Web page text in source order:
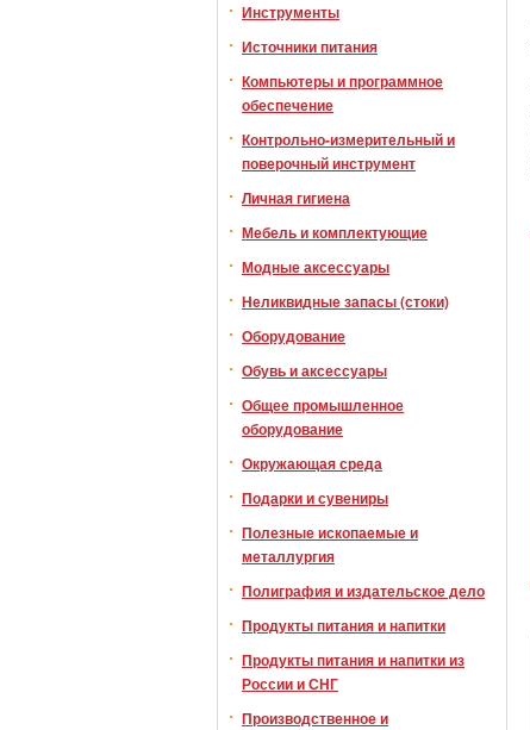
Инструменты
Источники питания
Компьютеры и программное
обеспечение
Контрольно-измерительный и
поверочный инструмент
Личная гигиена
Мебель и комплектующие
Модные аксессуары
Неликвидные запасы (стоки)
Оборудование
Обувь и аксессуары
Общее промышленное
оборудование
Окружающая среда
Подарки и сувениры
Полезные ископаемые и
металлургия
Полиграфия и издательское дело
Продукты питания и напитки
Продукты питания и напитки из
России и СНГ
Производственное и